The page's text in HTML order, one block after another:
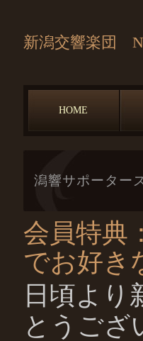
新潟交響楽団
HOME
潟響サポーター
会員特典
でお好き
日頃より
とうござ